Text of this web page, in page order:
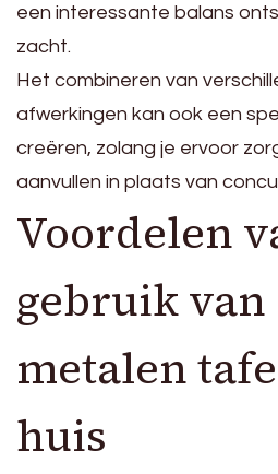
een interessante balans
zacht.
Het combineren van
afwerkingen kan ook een
creëren, zolang je ervoor
aanvullen in plaats van
Voordelen
gebruik van
metalen
huis